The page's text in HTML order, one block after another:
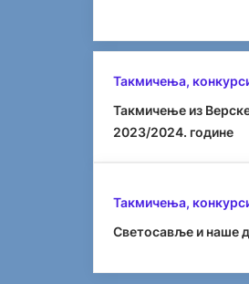
Такмичења,
Такмичење из
2023/2024. године
Такмичења,
Светосавље и наше